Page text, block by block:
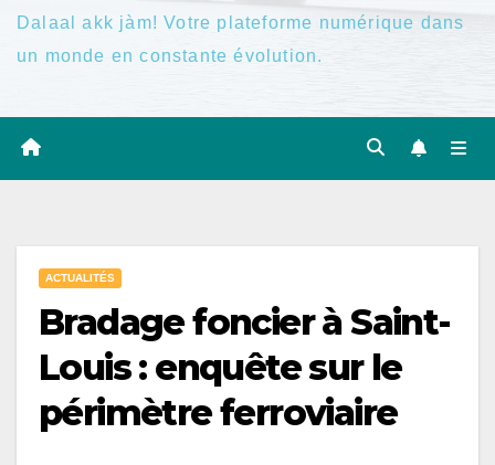
Dalaal akk jàm! Votre plateforme numérique dans
un monde en constante évolution.
ACTUALITÉS
Bradage foncier à Saint-
Louis : enquête sur le
périmètre ferroviaire